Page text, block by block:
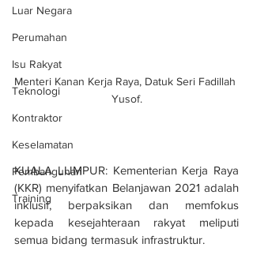
Luar Negara
Perumahan
Isu Rakyat
Teknologi
Kontraktor
Keselamatan
Pembangunan
Training
Menteri Kanan Kerja Raya, Datuk Seri Fadillah
Yusof.
KUALA LUMPUR: Kementerian Kerja Raya
(KKR) menyifatkan Belanjawan 2021 adalah
inklusif, berpaksikan dan memfokus
kepada kesejahteraan rakyat meliputi
semua bidang termasuk infrastruktur.